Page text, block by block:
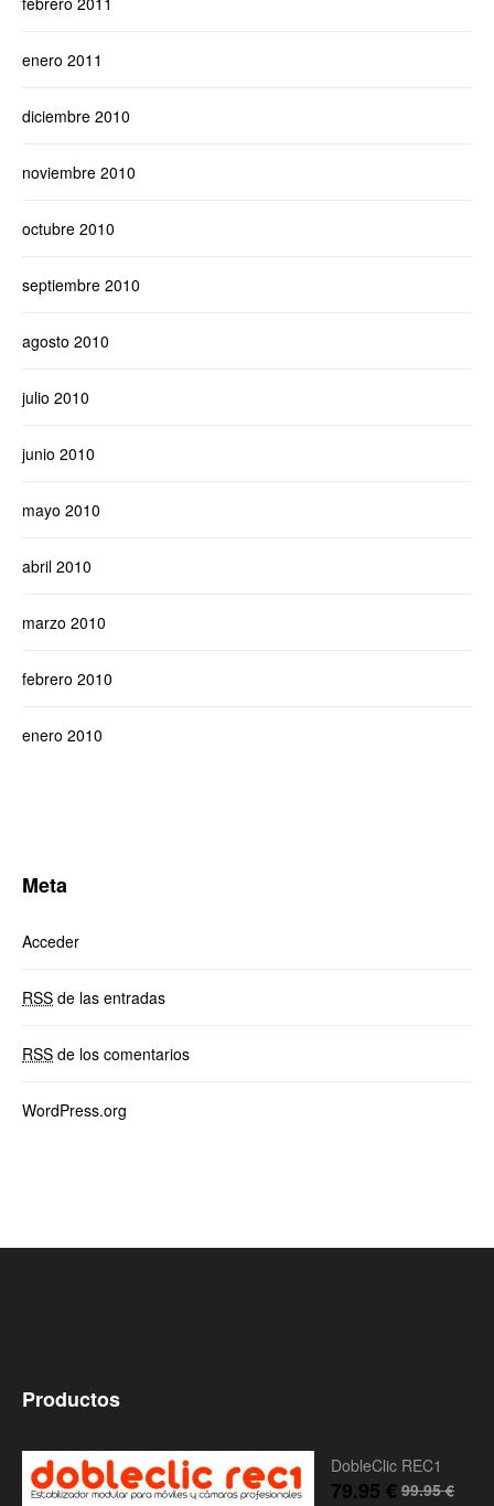
enero 2011
diciembre 2010
noviembre 2010
octubre 2010
septiembre 2010
agosto 2010
julio 2010
junio 2010
mayo 2010
abril 2010
marzo 2010
febrero 2010
enero 2010
Meta
Acceder
RSS de las entradas
RSS de los comentarios
WordPress.org
Productos
DobleClic REC1
99.95€
79.95 €